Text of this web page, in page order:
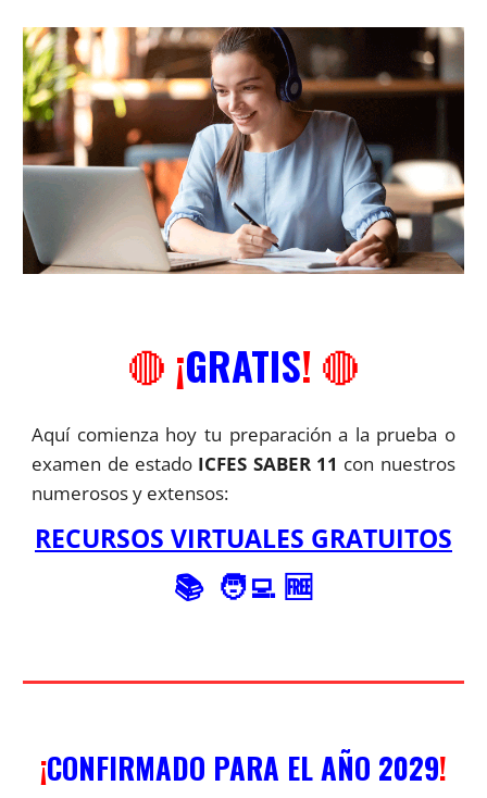
🔴 ¡GRATIS! 🔴
Aquí comienza hoy tu preparación a la prueba o
examen de estado ICFES SABER 11 con nuestros
numerosos y extensos:
RECURSOS VIRTUALES GRATUITOS
📚 🧑‍💻 🆓
¡CONFIRMADO PARA EL AÑO 2029!